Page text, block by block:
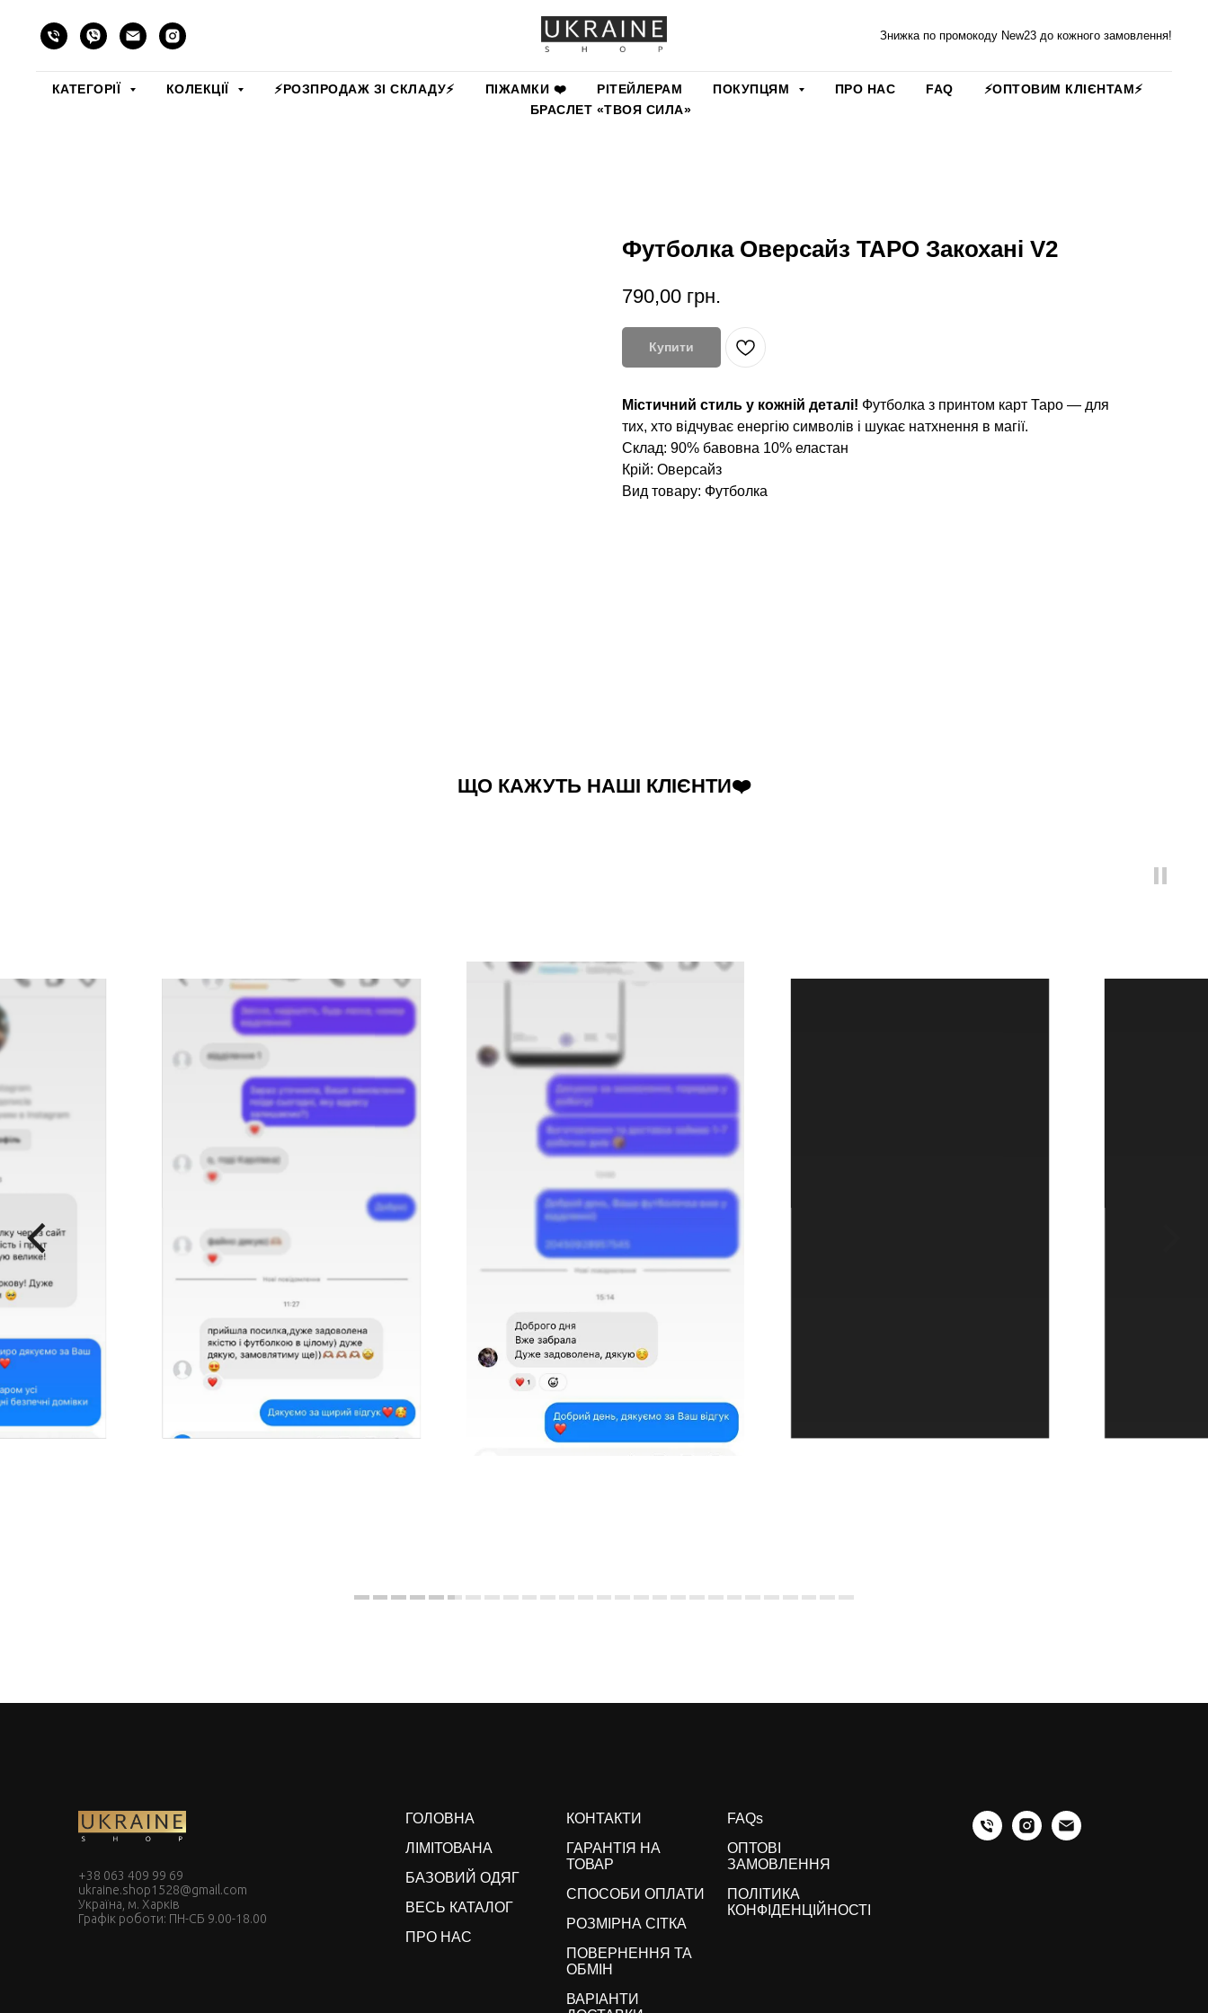
Знижка по промокоду New23 до кожного замовлення!
КАТЕГОРІЇ КОЛЕКЦІЇ ⚡️РОЗПРОДАЖ ЗІ СКЛАДУ⚡️ ПІЖАМКИ ❤️ РІТЕЙЛЕРАМ ПОКУПЦЯМ ПРО НАС FAQ
⚡️ОПТОВИМ КЛІЄНТАМ⚡️
БРАСЛЕТ «ТВОЯ СИЛА»
Футболка Оверсайз ТАРО Закохані V2
790,00 грн.
Купити
Містичний стиль у кожній деталі! Футболка з принтом карт Таро — для
тих, хто відчуває енергію символів і шукає натхнення в магії.
Склад: 90% бавовна 10% еластан
Крій: Оверсайз
Вид товару: Футболка
ЩО КАЖУТЬ НАШІ КЛІЄНТИ❤️
+38 063 409 99 69
ukraine.shop1528@gmail.com
Україна, м. Харків
Графік роботи: ПН-СБ 9.00-18.00
ГОЛОВНА
ЛІМІТОВАНА
БАЗОВИЙ ОДЯГ
ВЕСЬ КАТАЛОГ
ПРО НАС
КОНТАКТИ
ГАРАНТІЯ НА
ТОВАР
СПОСОБИ ОПЛАТИ
РОЗМІРНА СІТКА
ПОВЕРНЕННЯ ТА
ОБМІН
ВАРІАНТИ
FAQs
ОПТОВІ
ЗАМОВЛЕННЯ
ПОЛІТИКА
КОНФІДЕНЦІЙНОСТІ